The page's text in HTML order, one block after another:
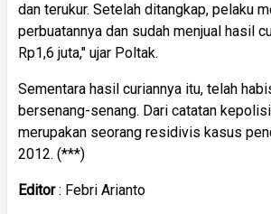
dan terukur. Setelah ditangkap, pelaku
perbuatannya dan sudah menjual hasil
Rp1,6 juta," ujar Poltak.
Sementara hasil curiannya itu, telah
bersenang-senang. Dari catatan
merupakan seorang residivis kasus
2012. (***)
Editor: Febri Arianto